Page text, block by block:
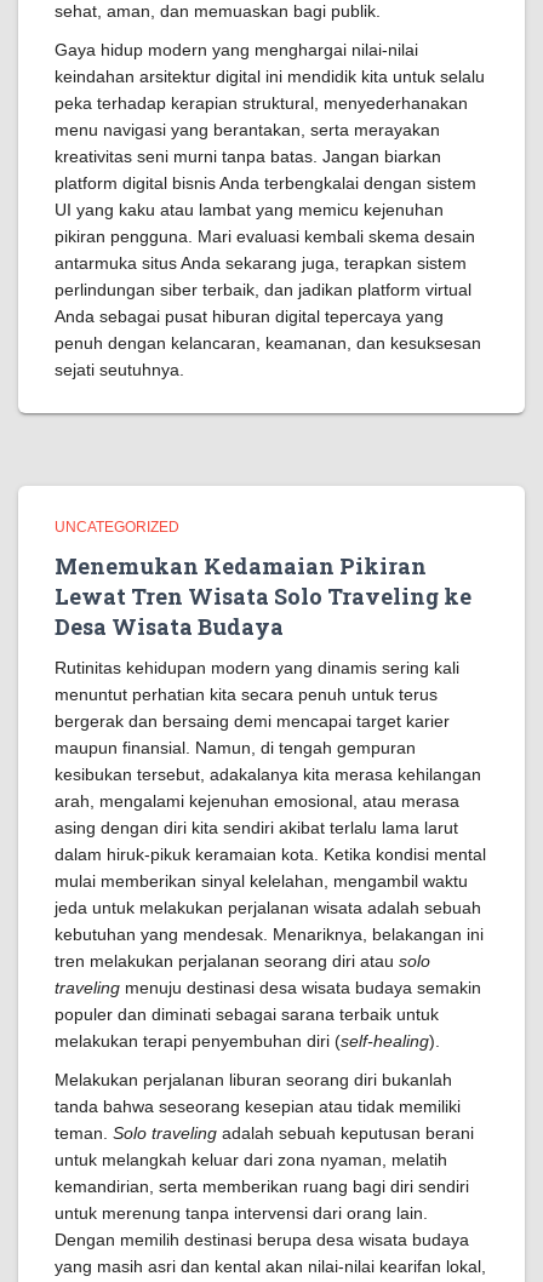
sehat, aman, dan memuaskan bagi publik.
Gaya hidup modern yang menghargai nilai-nilai
keindahan arsitektur digital ini mendidik kita untuk selalu
peka terhadap kerapian struktural, menyederhanakan
menu navigasi yang berantakan, serta merayakan
kreativitas seni murni tanpa batas. Jangan biarkan
platform digital bisnis Anda terbengkalai dengan sistem
UI yang kaku atau lambat yang memicu kejenuhan
pikiran pengguna. Mari evaluasi kembali skema desain
antarmuka situs Anda sekarang juga, terapkan sistem
perlindungan siber terbaik, dan jadikan platform virtual
Anda sebagai pusat hiburan digital tepercaya yang
penuh dengan kelancaran, keamanan, dan kesuksesan
sejati seutuhnya.
UNCATEGORIZED
Menemukan Kedamaian Pikiran
Lewat Tren Wisata Solo Traveling ke
Desa Wisata Budaya
Rutinitas kehidupan modern yang dinamis sering kali
menuntut perhatian kita secara penuh untuk terus
bergerak dan bersaing demi mencapai target karier
maupun finansial. Namun, di tengah gempuran
kesibukan tersebut, adakalanya kita merasa kehilangan
arah, mengalami kejenuhan emosional, atau merasa
asing dengan diri kita sendiri akibat terlalu lama larut
dalam hiruk-pikuk keramaian kota. Ketika kondisi mental
mulai memberikan sinyal kelelahan, mengambil waktu
jeda untuk melakukan perjalanan wisata adalah sebuah
kebutuhan yang mendesak. Menariknya, belakangan ini
tren melakukan perjalanan seorang diri atau solo
traveling menuju destinasi desa wisata budaya semakin
populer dan diminati sebagai sarana terbaik untuk
melakukan terapi penyembuhan diri (self-healing).
Melakukan perjalanan liburan seorang diri bukanlah
tanda bahwa seseorang kesepian atau tidak memiliki
teman. Solo traveling adalah sebuah keputusan berani
untuk melangkah keluar dari zona nyaman, melatih
kemandirian, serta memberikan ruang bagi diri sendiri
untuk merenung tanpa intervensi dari orang lain.
Dengan memilih destinasi berupa desa wisata budaya
yang masih asri dan kental akan nilai-nilai kearifan lokal,